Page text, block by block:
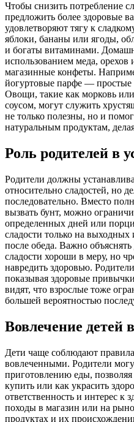
Чтобы снизить потребление
предложить более здоровые
удовлетворяют тягу к
яблоки, бананы или ягоды,
и богаты витаминами.
использованием меда, орехов
магазинные конфеты.
йогуртовые парфе — простые
Овощи, такие как морковь
соусом, могут служить
не только полезны, но и
натуральным продуктам,
Роль родителей в
Родители должны
относительно сладостей, но
последовательно. Вместо
вызвать бунт, можно
определенных дней или
сладости только на
после обеда. Важно
сладости хороши в меру, но
навредить здоровью.
показывая здоровые
видят, что взрослые тоже
большей вероятностью
Вовлечение детей
Дети чаще соблюдают
вовлеченными. Родители
приготовлению еды,
купить или как украсить
ответственность и интерес
походы в магазин или на
продуктах и их